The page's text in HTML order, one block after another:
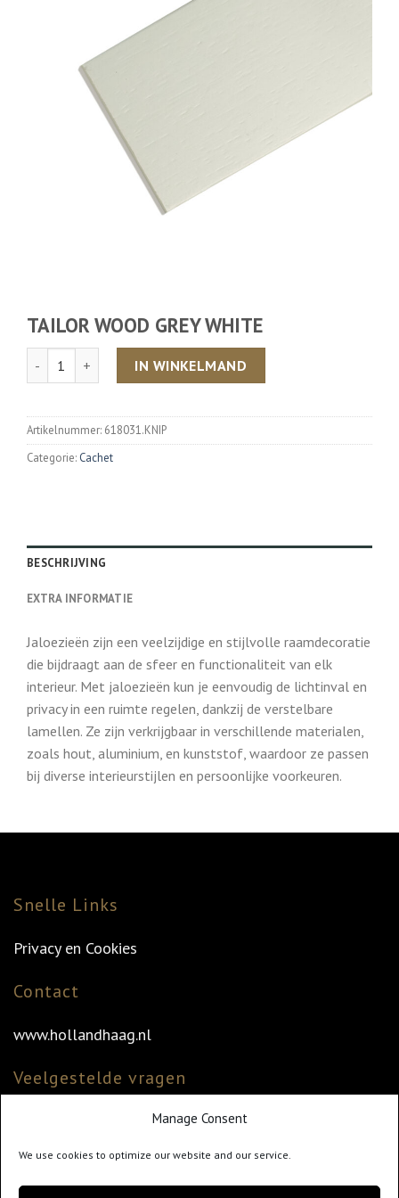
Manage Consent
We use cookies to optimize our website and our service.
TAILOR WOOD GREY WHITE
Aantal IN WINKELMAND
Artikelnummer: 618031.KNIP
Categorie: Cachet
BESCHRIJVING
EXTRA INFORMATIE
Jaloezieën zijn een veelzijdige en stijlvolle raamdecoratie
die bijdraagt aan de sfeer en functionaliteit van elk
interieur. Met jaloezieën kun je eenvoudig de lichtinval en
privacy in een ruimte regelen, dankzij de verstelbare
lamellen. Ze zijn verkrijgbaar in verschillende materialen,
zoals hout, aluminium, en kunststof, waardoor ze passen
bij diverse interieurstijlen en persoonlijke voorkeuren.
Snelle Links
Privacy en Cookies
Contact
www.hollandhaag.nl
Veelgestelde vragen
Veelgestelde vragen
Klantenservice